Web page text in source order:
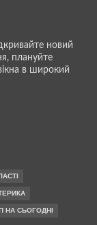
новий
плануйте
в широкий
НА СЬОГОДНІ